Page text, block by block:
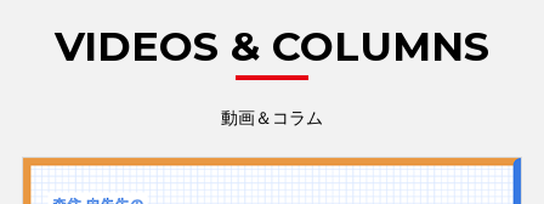
VIDEOS & COLUMNS
動画＆コラム